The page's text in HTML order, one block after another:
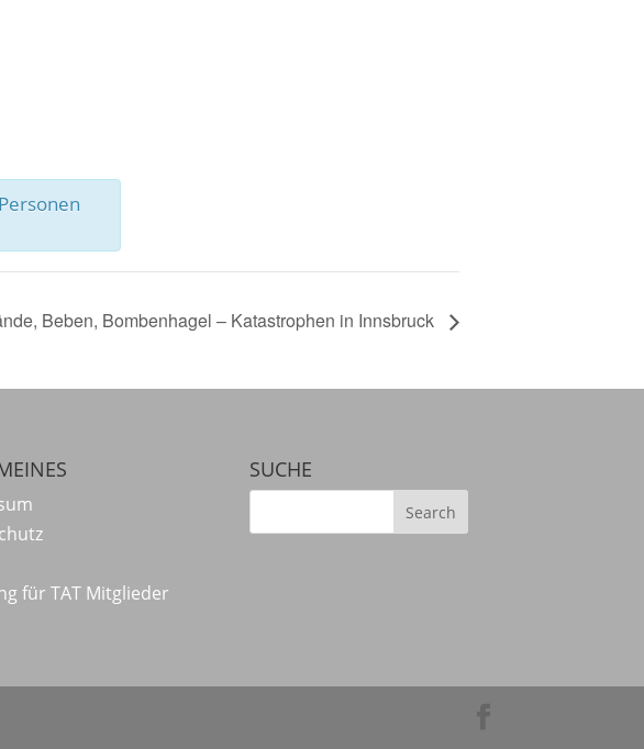
Beben, Bombenhagel – Katastrophen in Innsbruck
für TAT Mitglieder
SUCHE